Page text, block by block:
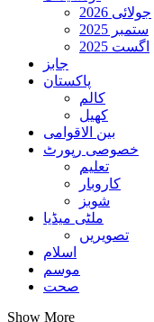
جولائی 2026
ستمبر 2025
اگست 2025
جابز
پاکستان
کالم
کھیل
بین الاقوامی
خصوصی رپورٹ
تعلیم
کاروبار
شوبز
ملٹی میڈیا
تصویریں
اسلام
موسم
صحت
Show More